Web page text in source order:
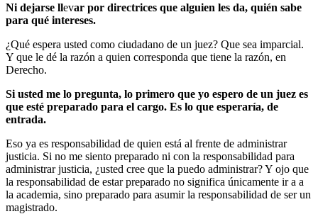
Ni dejarse llevar por directrices que alguien les da, quién sabe
para qué intereses.
¿Qué espera usted como ciudadano de un juez? Que sea imparcial.
Y que le dé la razón a quien corresponda que tiene la razón, en
Derecho.
Si usted me lo pregunta, lo primero que yo espero de un juez es
que esté preparado para el cargo. Es lo que esperaría, de
entrada.
Eso ya es responsabilidad de quien está al frente de administrar
justicia. Si no me siento preparado ni con la responsabilidad para
administrar justicia, ¿usted cree que la puedo administrar? Y ojo que
la responsabilidad de estar preparado no significa únicamente ir a a
la academia, sino preparado para asumir la responsabilidad de ser un
magistrado.